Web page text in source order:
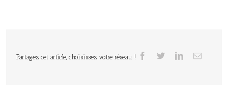
Partagez cet article, choisissez votre réseau !